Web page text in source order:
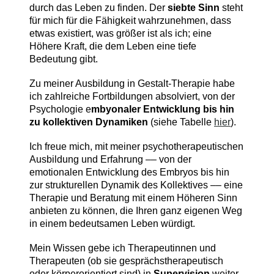
durch das Leben zu finden. Der siebte Sinn steht
für mich für die Fähigkeit wahrzunehmen, dass
etwas existiert, was größer ist als ich; eine
Höhere Kraft, die dem Leben eine tiefe
Bedeutung gibt.
Zu meiner Ausbildung in Gestalt-Therapie habe
ich zahlreiche Fortbildungen absolviert, von der
Psychologie embyonaler Entwicklung bis hin
zu kollektiven Dynamiken (siehe Tabelle hier).
Ich freue mich, mit meiner psychotherapeutischen
Ausbildung und Erfahrung –– von der
emotionalen Entwicklung des Embryos bis hin
zur strukturellen Dynamik des Kollektives –– eine
Therapie und Beratung mit einem Höheren Sinn
anbieten zu können, die Ihren ganz eigenen Weg
in einem bedeutsamen Leben würdigt.
Mein Wissen gebe ich Therapeutinnen und
Therapeuten (ob sie gesprächstherapeutisch